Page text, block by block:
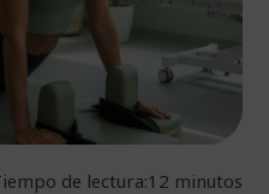
de lectura:12 minutos